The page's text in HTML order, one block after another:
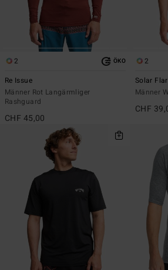
2 ÖKO
Re Issue
Männer Rot Langärmliger
Rashguard
CHF 45,00
2
Solar
Männer
CHF